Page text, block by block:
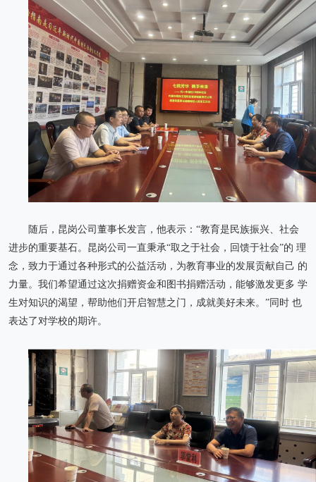
随后，昆岗公司董事长发言，他表示：“教育是民族振兴、社会
进步的重要基石。昆岗公司一直秉承“取之于社会，回馈于社会”的 理
念，致力于通过各种形式的公益活动，为教育事业的发展贡献自己 的
力量。我们希望通过这次捐赠资金和图书捐赠活动，能够激发更多 学
生对知识的渴望，帮助他们开启智慧之门，成就美好未来。”同时 也
表达了对学校的期许。